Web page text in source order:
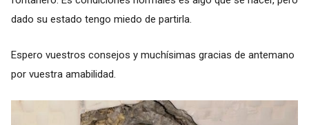
dado su estado tengo miedo de partirla.
Espero vuestros consejos y muchísimas gracias de antemano
por vuestra amabilidad.